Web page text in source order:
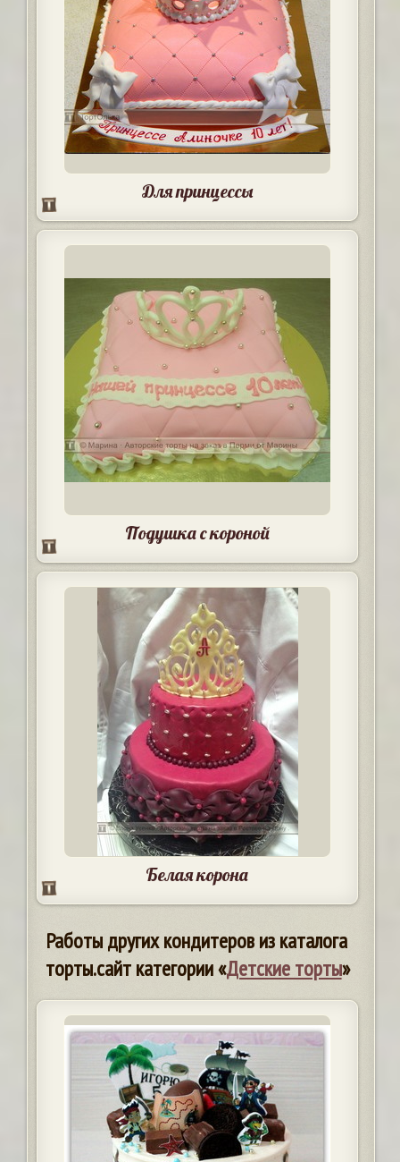
Для принцессы
Подушка с короной
Белая корона
Работы других кондитеров из каталога
торты.сайт категории «Детские торты»